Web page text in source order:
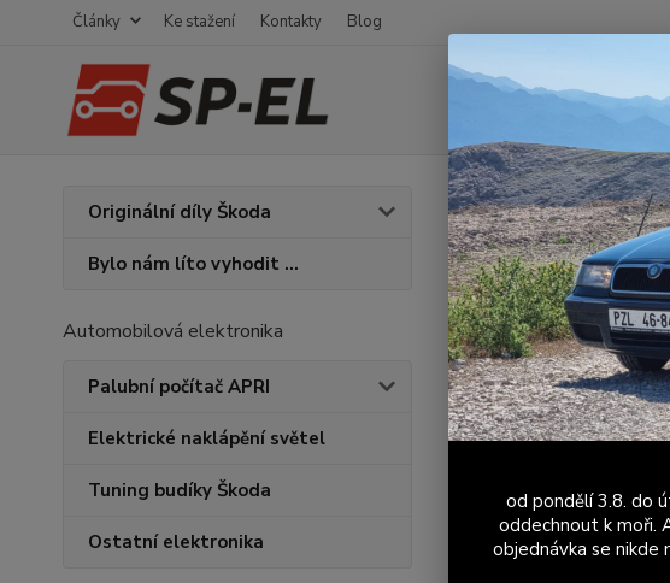
Články Ke stažení Kontakty Blog
Originální díly Škoda
Bylo nám líto vyhodit ...
Automobilová elektronika
Palubní počítač APRI
Elektrické naklápění světel
Tuning budíky Škoda
Ostatní elektronika
Úvod Kožené a látkové
Krytka
od pondělí 3.8. do
oddechnout k moři.
objednávka se